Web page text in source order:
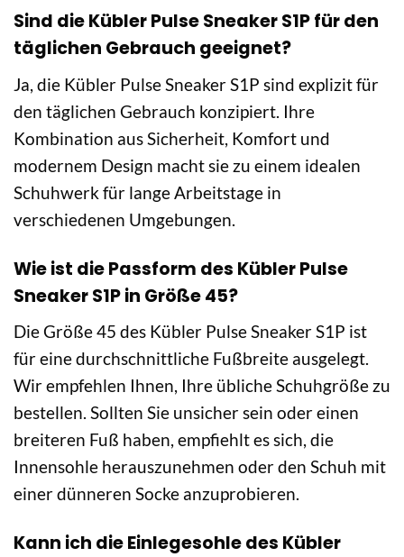
Sind die Kübler Pulse Sneaker S1P für den
täglichen Gebrauch geeignet?
Ja, die Kübler Pulse Sneaker S1P sind explizit für
den täglichen Gebrauch konzipiert. Ihre
Kombination aus Sicherheit, Komfort und
modernem Design macht sie zu einem idealen
Schuhwerk für lange Arbeitstage in
verschiedenen Umgebungen.
Wie ist die Passform des Kübler Pulse
Sneaker S1P in Größe 45?
Die Größe 45 des Kübler Pulse Sneaker S1P ist
für eine durchschnittliche Fußbreite ausgelegt.
Wir empfehlen Ihnen, Ihre übliche Schuhgröße zu
bestellen. Sollten Sie unsicher sein oder einen
breiteren Fuß haben, empfiehlt es sich, die
Innensohle herauszunehmen oder den Schuh mit
einer dünneren Socke anzuprobieren.
Kann ich die Einlegesohle des Kübler